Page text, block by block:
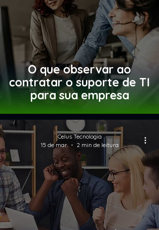
O que observar ao
contratar o suporte de TI
para sua empresa
Celus Tecnologia
15 de mar.
2 min de leitura